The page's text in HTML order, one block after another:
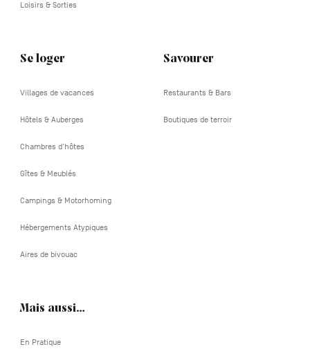
Loisirs & Sorties
Se loger
Villages de vacances
Hôtels & Auberges
Chambres d'hôtes
Gîtes & Meublés
Campings & Motorhoming
Hébergements Atypiques
Aires de bivouac
Savourer
Restaurants & Bars
Boutiques de terroir
Mais aussi…
En Pratique